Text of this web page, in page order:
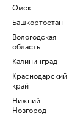
Омск
Башкортостан
Вологодская
область
Калининград
Краснодарский
край
Нижний
Новгород